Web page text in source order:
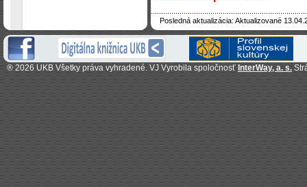
Posledná aktualizácia: Aktualizované
® 2026 UKB Všetky práva vyhradené. VJ Vyrobila spoločnosť InterWay, a. s.